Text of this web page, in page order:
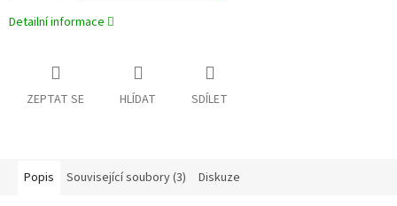
Detailní informace
ZEPTAT SE HLÍDAT SDÍLET
Popis Související soubory (3) Diskuze